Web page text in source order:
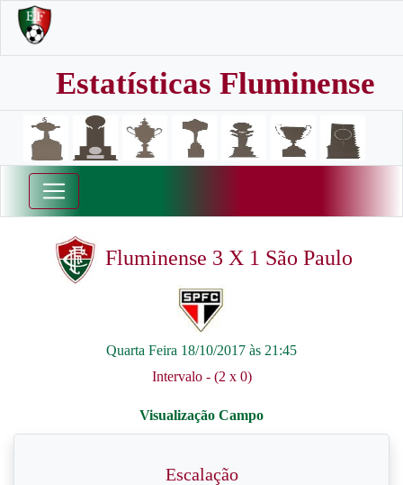
Estatísticas Fluminense
Fluminense 3 X 1 São Paulo
Quarta Feira 18/10/2017 às 21:45
Intervalo - (2 x 0)
Escalação